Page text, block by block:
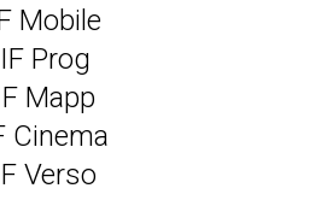
Mobile
IF Prog
Mapp
Cinema
Verso